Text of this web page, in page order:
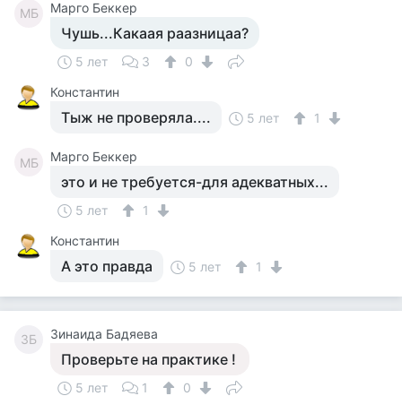
МБ Марго Беккер
Чушь...Какаая раазницаа?
5 лет 3
0
Константин
Тыж не проверяла.... 5 лет 1
МБ Марго Беккер
это и не требуется-для адекватных...
5 лет
1
Константин
А это правда 5 лет 1
ЗБ Зинаида Бадяева
Проверьте на практике !
5 лет 1
0